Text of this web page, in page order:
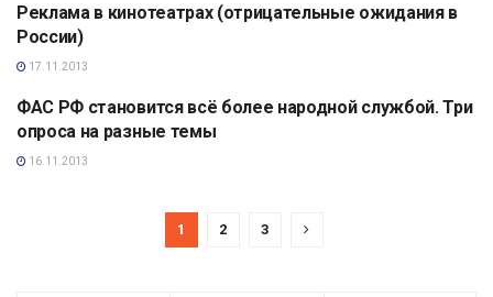
АНАЛИТИКА
Реклама в кинотеатрах (отрицательные ожидания в
России)
17.11.2013
АНАЛИТИКА
ФАС РФ становится всё более народной службой. Три
опроса на разные темы
16.11.2013
1 2 3